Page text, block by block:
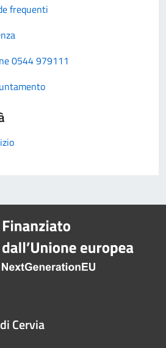
frequenti
0544 979111
Cervia